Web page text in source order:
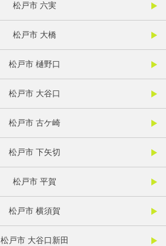
松戸市 六実
松戸市 大橋
松戸市 樋野口
松戸市 大谷口
松戸市 古ケ崎
松戸市 下矢切
松戸市 平賀
松戸市 横須賀
松戸市 大谷口新田